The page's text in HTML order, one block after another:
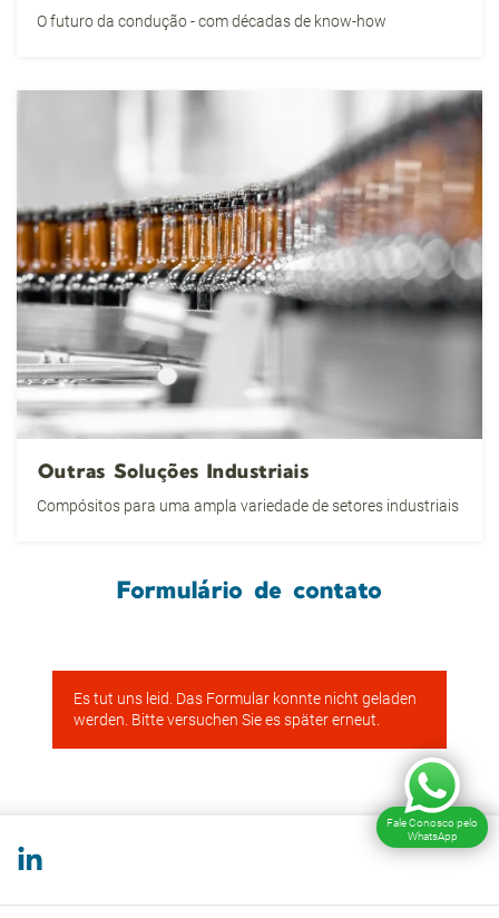
O futuro da condução - com décadas de know-how
Outras Soluções Industriais
Compósitos para uma ampla variedade de setores industriais
Formulário de contato
Fale Conosco pelo
WhatsApp